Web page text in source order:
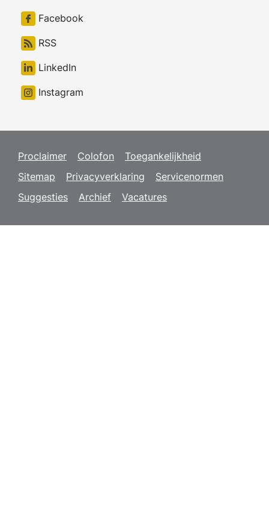
Facebook
RSS
LinkedIn
Instagram
Proclaimer Colofon
Toegankelijkheid
Sitemap
Privacyverklaring
Servicenormen
Suggesties
Archief Vacatures